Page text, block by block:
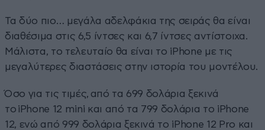
Τα δύο πιο… μεγάλα αδελφάκια της σειράς θα είναι
διαθέσιμα στις 6,5 ίντσες και 6,7 ίντσες αντίστοιχα.
Μάλιστα, το τελευταίο θα είναι το iPhone με τις
μεγαλύτερες διαστάσεις στην ιστορία του μοντέλου.
Όσο για τις τιμές, από τα 699 δολάρια ξεκινά
το iPhone 12 mini και από τα 799 δολάρια το iPhone
12, ενώ από 999 δολάρια ξεκινά το iPhone 12 Pro και